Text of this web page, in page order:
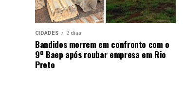
CIDADES 2 dias
Bandidos morrem em confronto com o
9º Baep após roubar empresa em Rio
Preto